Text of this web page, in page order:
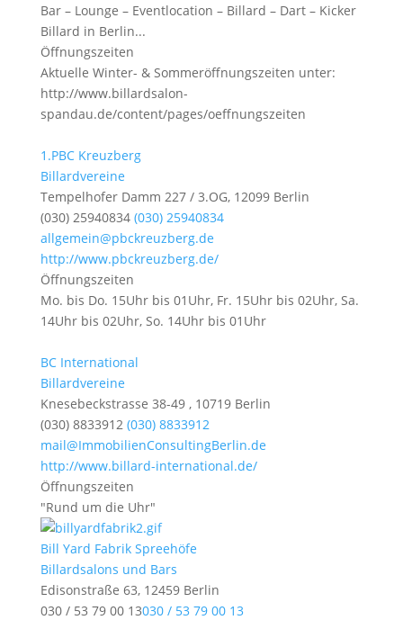
Bar – Lounge – Eventlocation – Billard – Dart – Kicker
Billard in Berlin...
Öffnungszeiten
Aktuelle Winter- & Sommeröffnungszeiten unter:
http://www.billardsalon-
spandau.de/content/pages/oeffnungszeiten
1.PBC Kreuzberg
Billardvereine
Tempelhofer Damm 227 / 3.OG, 12099 Berlin
(030) 25940834 (030) 25940834
allgemein@pbckreuzberg.de
http://www.pbckreuzberg.de/
Öffnungszeiten
Mo. bis Do. 15Uhr bis 01Uhr, Fr. 15Uhr bis 02Uhr, Sa.
14Uhr bis 02Uhr, So. 14Uhr bis 01Uhr
BC International
Billardvereine
Knesebeckstrasse 38-49 , 10719 Berlin
(030) 8833912 (030) 8833912
mail@ImmobilienConsultingBerlin.de
http://www.billard-international.de/
Öffnungszeiten
"Rund um die Uhr"
Bill Yard Fabrik Spreehöfe
Billardsalons und Bars
Edisonstraße 63, 12459 Berlin
030 / 53 79 00 13030 / 53 79 00 13